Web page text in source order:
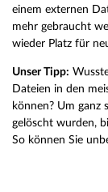
einem externen
mehr gebraucht
wieder Platz für
Unser Tipp:
Dateien in den
können? Um ganz
gelöscht wurden,
So können Sie